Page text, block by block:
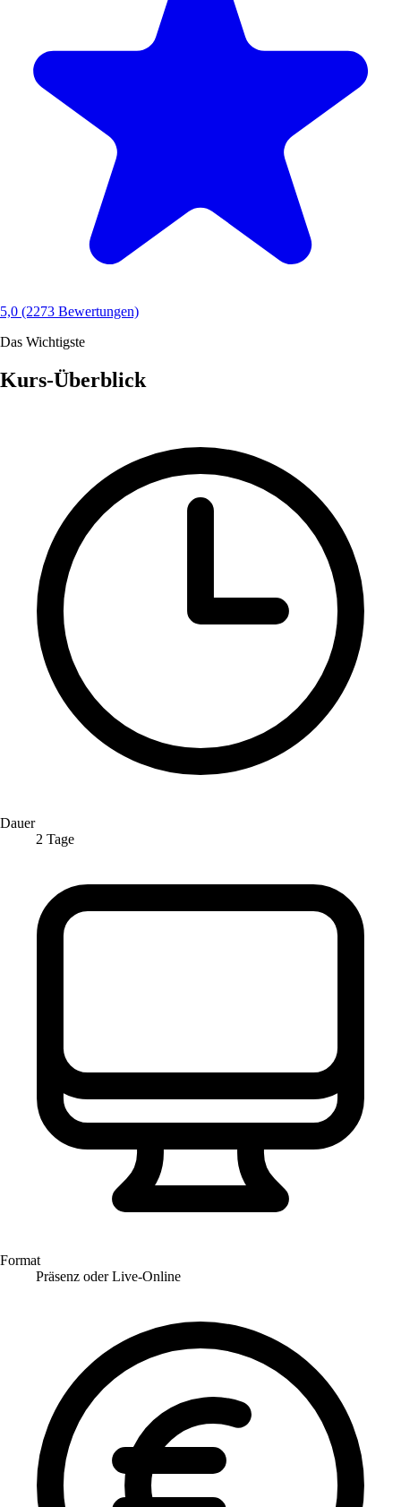
5,0 (2273 Bewertungen)
Das Wichtigste
Kurs-Überblick
Dauer
2 Tage
Format
Präsenz oder Live-Online